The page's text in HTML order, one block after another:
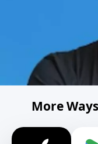
More